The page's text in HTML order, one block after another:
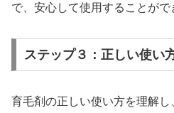
で、安心して使用することがで
ステップ３：正しい使い
育毛剤の正しい使い方を理解